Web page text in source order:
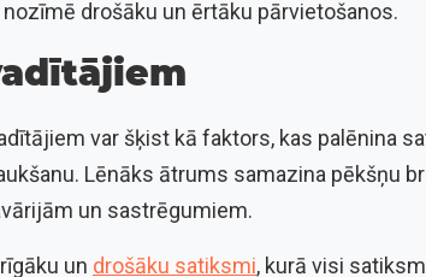
drošāku un ērtāku pārvietošanos.
var šķist kā faktors, kas palēnina
Lēnāks ātrums samazina pēkšņu
un sastrēgumiem.
un drošāku satiksmi, kurā visi